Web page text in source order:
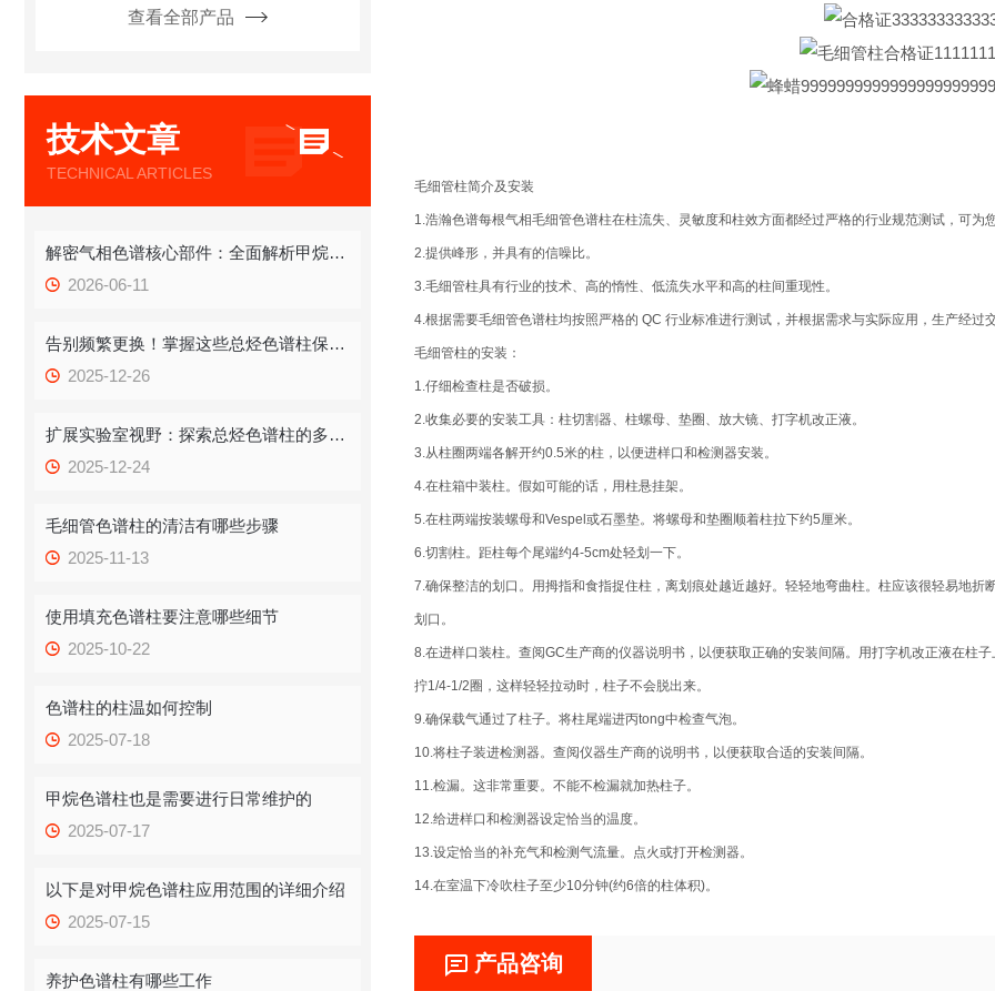
查看全部产品
技术文章
TECHNICAL ARTICLES
解密气相色谱核心部件：全面解析甲烷色谱柱
2026-06-11
告别频繁更换！掌握这些总烃色谱柱保存技巧，提升效率！
2025-12-26
扩展实验室视野：探索总烃色谱柱的多重应用
2025-12-24
毛细管色谱柱的清洁有哪些步骤
2025-11-13
使用填充色谱柱要注意哪些细节
2025-10-22
色谱柱的柱温如何控制
2025-07-18
甲烷色谱柱也是需要进行日常维护的
2025-07-17
以下是对甲烷色谱柱应用范围的详细介绍
2025-07-15
养护色谱柱有哪些工作
毛细管柱简介及安装
1.浩瀚色谱每根气相毛细管色谱柱在柱流失、灵敏度和柱效方面都经过严格的行业规范测试，可为
2.提供峰形，并具有的信噪比。
3.毛细管柱具有行业的技术、高的惰性、低流失水平和高的柱间重现性。
4.根据需要毛细管色谱柱均按照严格的 QC 行业标准进行测试，并根据需求与实际应用，生产经过
毛细管柱的安装：
1.仔细检查柱是否破损。
2.收集必要的安装工具：柱切割器、柱螺母、垫圈、放大镜、打字机改正液。
3.从柱圈两端各解开约0.5米的柱，以便进样口和检测器安装。
4.在柱箱中装柱。假如可能的话，用柱悬挂架。
5.在柱两端按装螺母和Vespel或石墨垫。将螺母和垫圈顺着柱拉下约5厘米。
6.切割柱。距柱每个尾端约4-5cm处轻划一下。
7.确保整洁的划口。用拇指和食指捉住柱，离划痕处越近越好。轻轻地弯曲柱。柱应该很轻易地
划口。
8.在进样口装柱。查阅GC生产商的仪器说明书，以便获取正确的安装间隔。用打字机改正液在柱
拧1/4-1/2圈，这样轻轻拉动时，柱子不会脱出来。
9.确保载气通过了柱子。将柱尾端进丙tong中检查气泡。
10.将柱子装进检测器。查阅仪器生产商的说明书，以便获取合适的安装间隔。
11.检漏。这非常重要。不能不检漏就加热柱子。
12.给进样口和检测器设定恰当的温度。
13.设定恰当的补充气和检测气流量。点火或打开检测器。
14.在室温下冷吹柱子至少10分钟(约6倍的柱体积)。
产品咨询